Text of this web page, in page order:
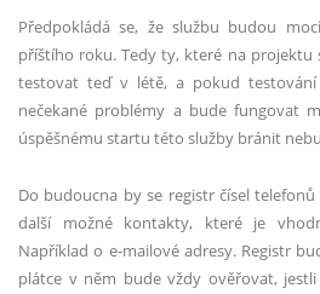
Předpokládá se, že službu budou
příštího roku. Tedy ty, které na projektu
testovat teď v létě, a pokud testování
nečekané problémy a bude fungovat
úspěšnému startu této služby bránit
Do budoucna by se registr čísel
další možné kontakty, které je
Například o e­‑mailové adresy. Registr
plátce v něm bude vždy ověřovat,